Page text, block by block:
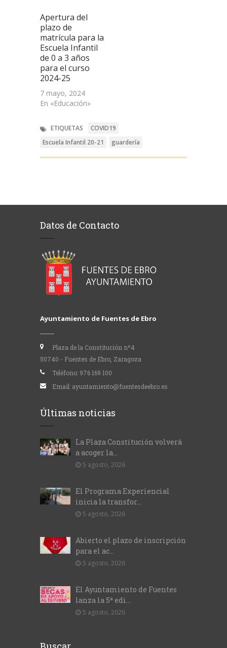
Apertura del
plazo de
matrícula para la
Escuela Infantil
de 0 a 3 años
para el curso
2024-25
7 mayo, 2024
En «Educación»
ETIQUETAS
COVID19
Escuela Infantil 20-21
guardería
Datos de Contacto
Ayuntamiento de Fuentes de Ebro
Plaza de la Constitución nº4
50740 - Fuentes de Ebro, Zaragoza
Teléfono: 976 169 100
Email: ayuntamiento@fuentesdeebro.es
Últimas noticias
La Plaza Constitución volverá
a acoger la...
5 agosto, 2026
El Programa Experiencial
inicia la transfor...
5 agosto, 2026
Abierto el plazo de inscripción
para el ac...
5 agosto, 2026
El Ayuntamiento de Fuentes
lanza la 5ª edi...
5 agosto, 2026